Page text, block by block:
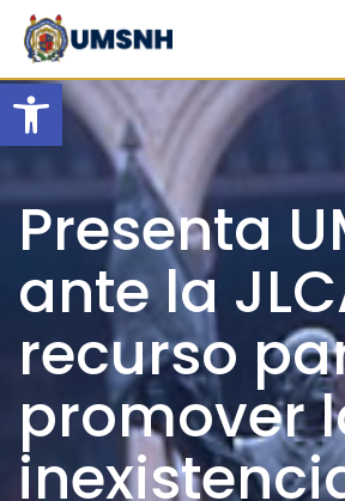
Open toolbar
Skip
content
Presenta
ante la
recurso
promover